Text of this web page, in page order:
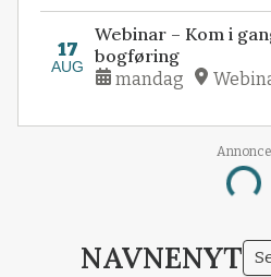
17
AUG
Webinar – Kom i
bogføring
mandag
Annonce
Loading...
NAVNENYT